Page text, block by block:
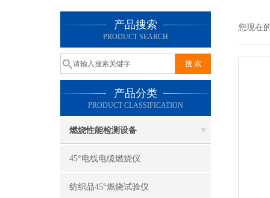
产品搜索
PRODUCT SEARCH
产品分类
PRODUCT CLASSIFICATION
燃烧性能检测设备
45°电线电缆燃烧仪
纺织品45°燃烧试验仪
您现在